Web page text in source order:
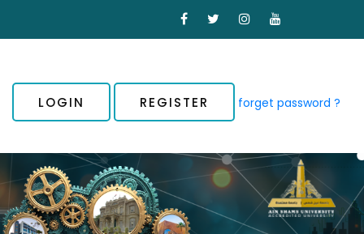
LOGIN REGISTER forget password ?